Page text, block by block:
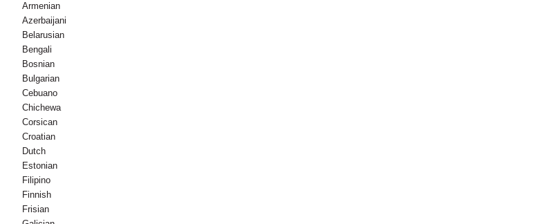
Armenian
Azerbaijani
Belarusian
Bengali
Bosnian
Bulgarian
Cebuano
Chichewa
Corsican
Croatian
Dutch
Estonian
Filipino
Finnish
Frisian